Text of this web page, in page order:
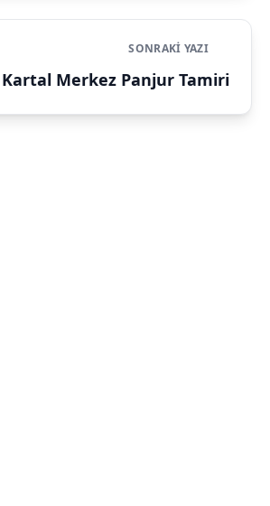
SONRAKI YAZI
Kartal Merkez Panjur Tamiri